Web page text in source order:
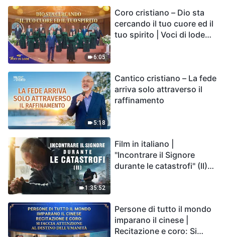
6:05
Coro cristiano – Dio sta
cercando il tuo cuore ed il
tuo spirito | Voci di lode
5:18
Cantico cristiano – La fede
arriva solo attraverso il
raffinamento
1:35:52
Film in italiano |
"Incontrare il Signore
durante le catastrofi" (II)
Regno di Dio?
Persone di tutto il mondo
imparano il cinese |
Recitazione e coro: Si